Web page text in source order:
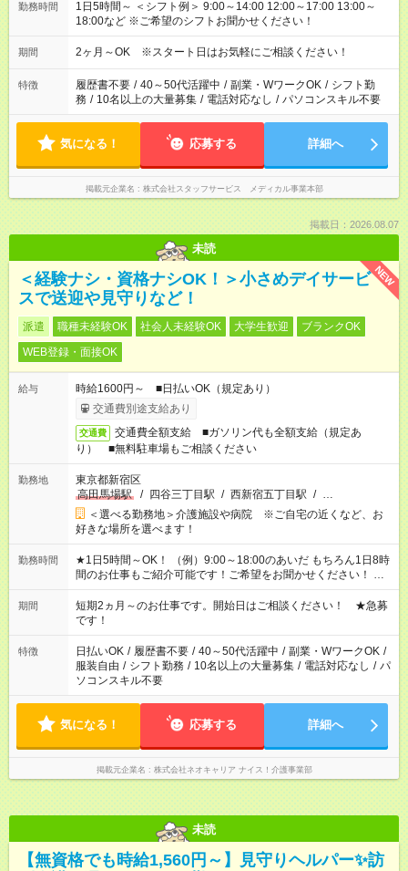
勤務時間
1日5時間～ ＜シフト例＞ 9:00～14:00 12:00～17:00 13:00～
18:00など ※ご希望のシフトお聞かせください！
期間 2ヶ月～OK ※スタート日はお気軽にご相談ください！
特徴 履歴書不要 / 40～50代活躍中 / 副業・WワークOK / シフト勤
務 / 10名以上の大量募集 / 電話対応なし / パソコンスキル不要
気になる！ 応募する 詳細へ
掲載元企業名 株式会社スタッフサービス メディカル事業本部
掲載日：2026.08.07
未読
NEW
＜経験ナシ・資格ナシOK！＞小さめデイサービ
スで送迎や見守りなど！
派遣 職種未経験OK 社会人未経験OK 大学生歓迎
ブランクOK
WEB登録・面接OK
給与
時給1600円～ ■日払いOK（規定あり）
交通費別途支給あり
交通費
交通費全額支給 ■ガソリン代も全額支給（規定あ
り） ■無料駐車場もご相談ください
勤務地
東京都新宿区
高田馬場駅
/ 四谷三丁目駅 / 西新宿五丁目駅 / …
＜選べる勤務地＞介護施設や病院 ※ご自宅の近くなど、お
好きな場所を選べます！
勤務時間
★1日5時間～OK！ （例）9:00～18:00のあいだ もちろん1日8時
間のお仕事もご紹介可能です！ご希望をお聞かせください！ ★
家庭の都合でお休みが必要な場合も遠慮なくご相談ください。
※週最低15時間以上の勤務が必要です
期間
短期2ヵ月～のお仕事です。開始日はご相談ください！ ★急募
です！
特徴 日払いOK / 履歴書不要 / 40～50代活躍中 / 副業・WワークOK /
服装自由 / シフト勤務 / 10名以上の大量募集 / 電話対応なし / パ
ソコンスキル不要
気になる！ 応募する 詳細へ
掲載元企業名 株式会社ネオキャリア ナイス！介護事業部
未読
【無資格でも時給1,560円～】見守りヘルパー✨訪